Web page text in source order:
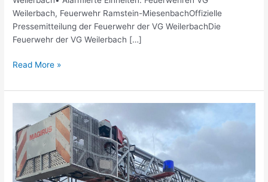
Weilerbach, Feuerwehr Ramstein-MiesenbachOffizielle
Pressemitteilung der Feuerwehr der VG WeilerbachDie
Feuerwehr der VG Weilerbach […]
Read More »
Brandmeldeanlage